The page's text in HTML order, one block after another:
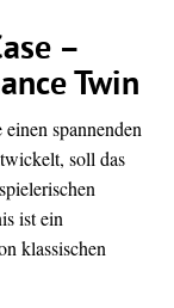
–
Twin
spannenden
soll das
ist ein
klassischen